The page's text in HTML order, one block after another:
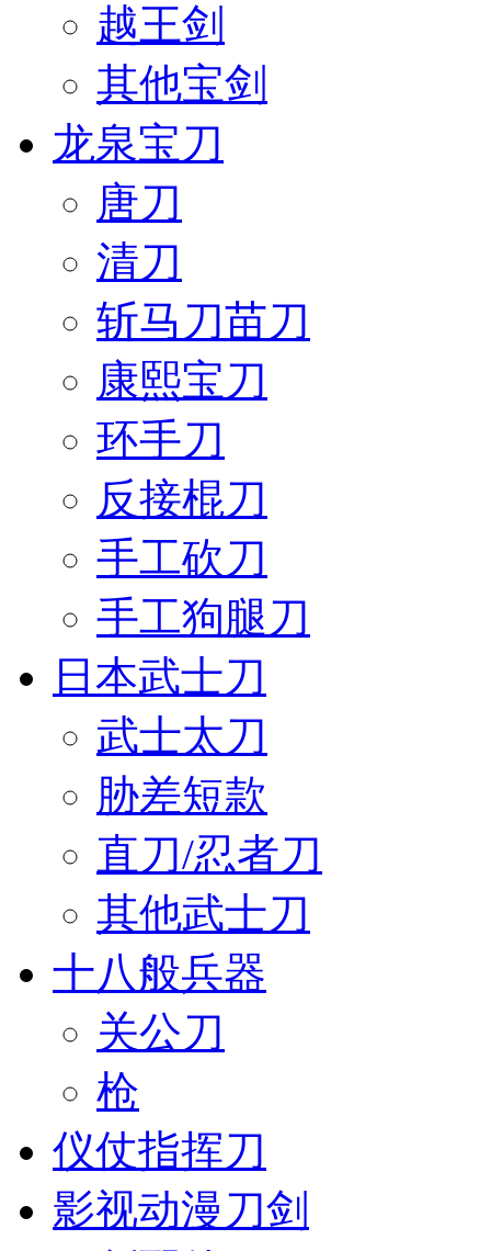
越王剑
其他宝剑
龙泉宝刀
唐刀
清刀
斩马刀苗刀
康熙宝刀
环手刀
反接棍刀
手工砍刀
手工狗腿刀
日本武士刀
武士太刀
胁差短款
直刀/忍者刀
其他武士刀
十八般兵器
关公刀
枪
仪仗指挥刀
影视动漫刀剑